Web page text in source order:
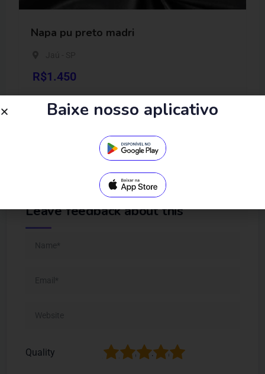
Napa pu preto madri
R$1.450
Leave feedback about this
Quality 5
4
3
2
Baixe nosso aplicativo